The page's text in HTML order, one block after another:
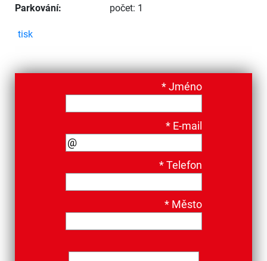
Parkování:
počet: 1
tisk
*Jméno
*E-mail
*Telefon
*Město